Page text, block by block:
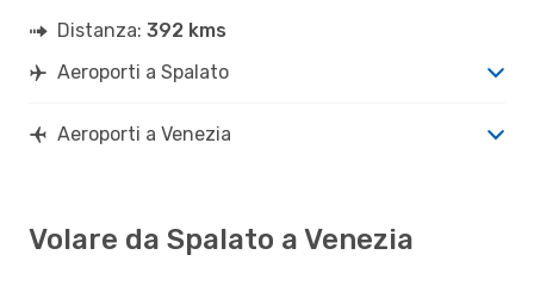
Distanza: 392 kms
Aeroporti a Spalato
Aeroporti a Venezia
Volare da Spalato a Venezia